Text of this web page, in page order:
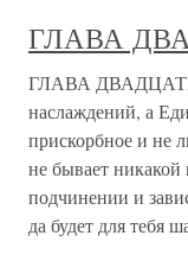
ГЛАВА
ГЛАВА
наслаждений, а
прискорбное и не
не бывает
подчинении и
да будет для тебя